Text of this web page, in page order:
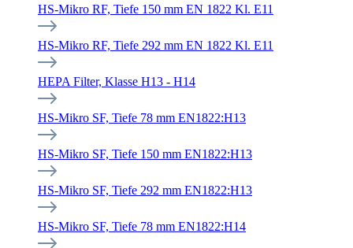
HS-Mikro RF, Tiefe 150 mm EN 1822 Kl. E11
HS-Mikro RF, Tiefe 292 mm EN 1822 Kl. E11
HEPA Filter, Klasse H13 - H14
HS-Mikro SF, Tiefe 78 mm EN1822:H13
HS-Mikro SF, Tiefe 150 mm EN1822:H13
HS-Mikro SF, Tiefe 292 mm EN1822:H13
HS-Mikro SF, Tiefe 78 mm EN1822:H14